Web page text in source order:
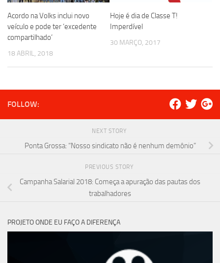
Acordo na Volks inclui novo
veículo e pode ter ‘excedente
compartilhado’
18 ABRIL, 2018
Hoje é dia de Classe T!
Imperdível
30 MARÇO, 2017
FOLLOW:
NEXT STORY
Ponta Grossa: “Nosso sindicato não é nenhum demônio”
PREVIOUS STORY
Campanha Salarial 2018: Começa a apuração das pautas dos
trabalhadores
PROJETO ONDE EU FAÇO A DIFERENÇA